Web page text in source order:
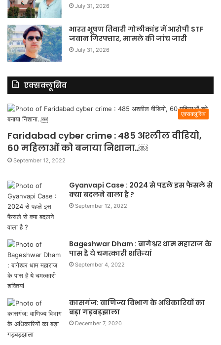
July 31, 2026
भारत भूषण तिवारी गोलीकांड में आरोपी STF
जवान गिरफ्तार, मामले की जांच जारी
July 31, 2026
एक्सक्लूसिव
एक्सक्लूसिव
Faridabad cyber crime : 485 अश्लील वीडियो,
60 महिलाओं को बनाया निशाना..￼
September 12, 2022
Gyanvapi Case : 2024 से पहले इस फैसले से
क्या बदलने वाला है ?
September 12, 2022
Bageshwar Dham : बागेश्वर धाम महाराज के
पास है ये चमत्कारी शक्तियां
September 4, 2022
कासगंज: वाणिज्य विभाग के अधिकारियों का
बड़ा गड़बड़झाला
December 7, 2020